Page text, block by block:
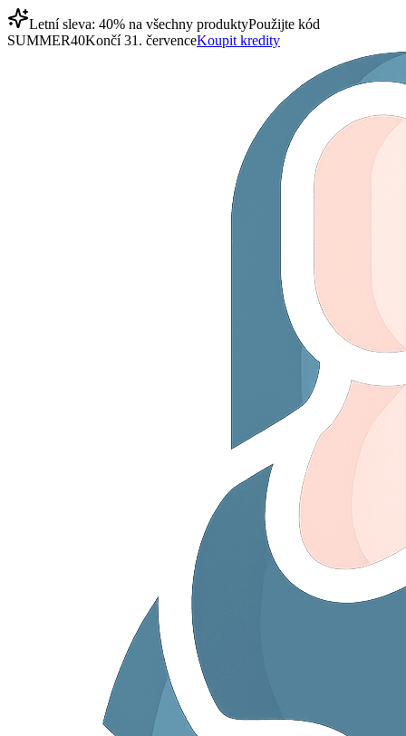
Letní sleva: 40% na všechny produktyPoužijte kód
SUMMER40Končí 31. červenceKoupit kredity